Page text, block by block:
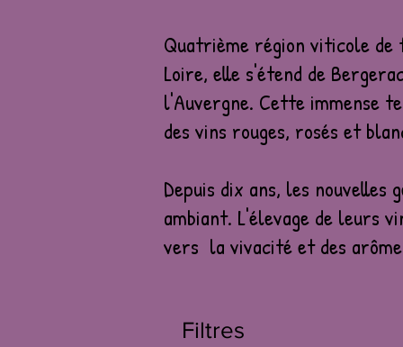
Quatrième région viticole
Loire, elle s'étend de
l'Auvergne. Cette immense
des vins rouges, rosés et
Depuis dix ans, les
ambiant. L'élevage de leurs
vers la vivacité et des
Filtres